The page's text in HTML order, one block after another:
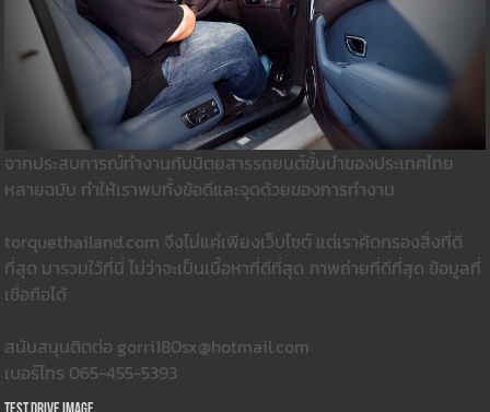
จากประสบการณ์ทำงานกับนิตยสารรถยนต์ชั้นนำของประเทศไทย
หลายฉบับ ทำให้เราพบทั้งข้อดีและจุดด้วยของการทำงาน
torquethailand.com จึงไม่แค่เพียงเว็บไซต์ แต่เราคัดกรองสิ่งที่ดี
ที่สุด มารวมใว้ที่นี่ ไม่ว่าจะเป็นเนื้อหาที่ดีที่สุด ภาพถ่ายที่ดีที่สุด ข้อมูลที่
เชื่อถือได้
สนับสนุนติดต่อ gorri180sx@hotmail.com
เบอร์โทร 065-455-5393